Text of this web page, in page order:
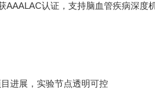
AAALAC认证，支持脑血管疾病深度
进展，实验节点透明可控